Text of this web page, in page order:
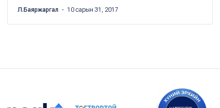
Л.Баяржаргал ・ 10 сарын 31, 2017